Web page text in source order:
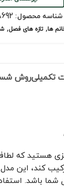
شناسه محصول:
ها, تازه های فصل,
تکمیلیروش
هستید که
کند، این
شما باشد.